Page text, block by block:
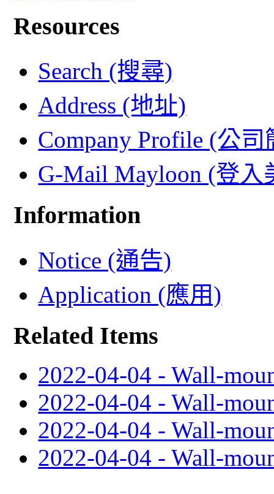
Resources
Search (搜尋)
Address (地址)
Company Profile (公司
G-Mail Mayloon (登入
Information
Notice (通告)
Application (應用)
Related Items
2022-04-04 - Wall-
2022-04-04 - Wall-
2022-04-04 - Wall-
2022-04-04 - Wall-